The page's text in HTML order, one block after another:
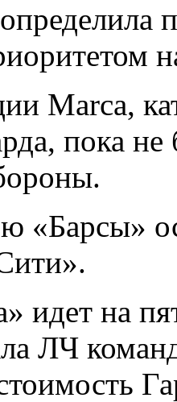
Marca,
пока
«Барсы»
идет на
ЛЧ